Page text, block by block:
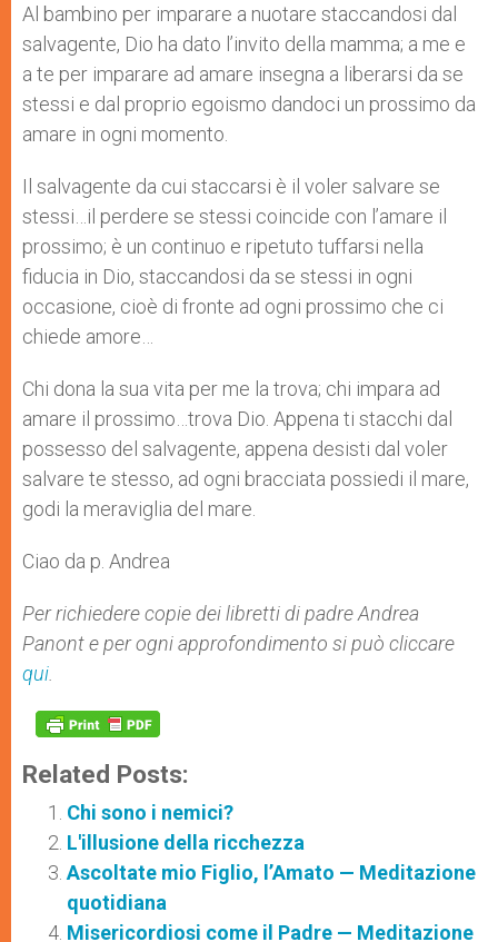
Al bambino per imparare a nuotare staccandosi dal
salvagente, Dio ha dato l’invito della mamma; a me e
a te per imparare ad amare insegna a liberarsi da se
stessi e dal proprio egoismo dandoci un prossimo da
amare in ogni momento.
Il salvagente da cui staccarsi è il voler salvare se
stessi…il perdere se stessi coincide con l’amare il
prossimo; è un continuo e ripetuto tuffarsi nella
fiducia in Dio, staccandosi da se stessi in ogni
occasione, cioè di fronte ad ogni prossimo che ci
chiede amore…
Chi dona la sua vita per me la trova; chi impara ad
amare il prossimo…trova Dio. Appena ti stacchi dal
possesso del salvagente, appena desisti dal voler
salvare te stesso, ad ogni bracciata possiedi il mare,
godi la meraviglia del mare.
Ciao da p. Andrea
Per richiedere copie dei libretti di padre Andrea
Panont e per ogni approfondimento si può cliccare
qui
Related Posts:
Chi sono i nemici?
L'illusione della ricchezza
Ascoltate mio Figlio, l’Amato — Meditazione
quotidiana
Misericordiosi come il Padre — Meditazione